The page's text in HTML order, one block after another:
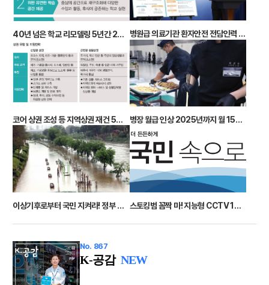
40년 넘은 학교 리모델링 5년간 29조 투입 병원급 의료기관 환자안전 전담인력 배치율 2027년 40% 이상으로
코어 상권 조성 등 지역상권 재건 5년간 최대 100억 투입 병장 월급 인상 2025년까지 월 150+55만 전역 후 사회 진출 지원
이상기후로부터 국민 지켜라! 정부 특별팀 구성 5대 전략 추진 스토킹범 꼼짝 마! 지능형 CCTV 1400대 추가
No. 867
K-공감 NEW